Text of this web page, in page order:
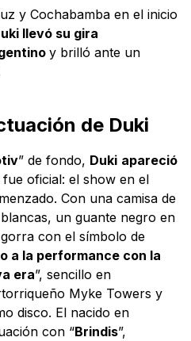
y Cochabamba en el inicio
llevó su gira
y brilló ante un
de Duki
” de fondo, Duki apareció
fue oficial: el show en el
Con una camisa de
un guante negro en
con el símbolo de
a la performance con la
era”, sencillo en
Myke Towers y
disco. El nacido en
con “Brindis”,